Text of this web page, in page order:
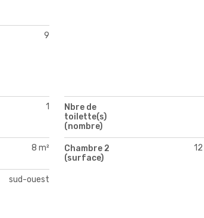
9
1
Nbre de
toilette(s)
(nombre)
8 m²
Chambre 2
(surface)
12
sud-ouest